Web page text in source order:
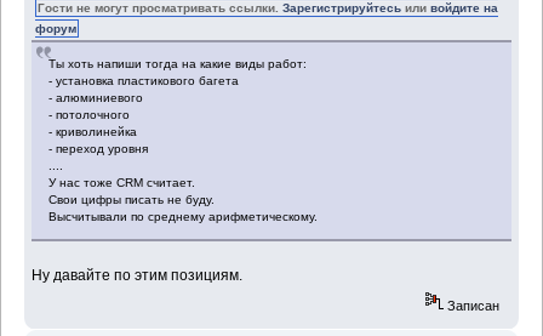
Гости не могут просматривать ссылки.Зарегистрируйтесь иливойдите на
форум
Ты хоть напиши тогда на какие виды работ:
- установка пластикового багета
- алюминиевого
- потолочного
- криволинейка
- переход уровня
....
У нас тоже CRM считает.
Свои цифры писать не буду.
Высчитывали по среднему арифметическому.
Ну давайте по этим позициям.
Записан